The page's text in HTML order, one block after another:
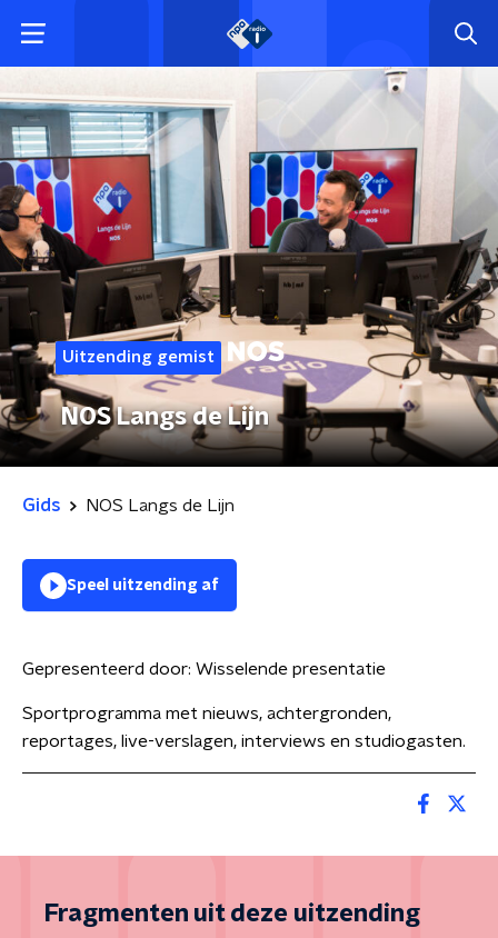
Uitzending gemist
NOS Langs de Lijn
Gids NOS Langs de Lijn
Speel uitzending af
Gepresenteerd door: Wisselende presentatie
Sportprogramma met nieuws, achtergronden,
reportages, live-verslagen, interviews en studiogasten.
Fragmenten uit deze uitzending